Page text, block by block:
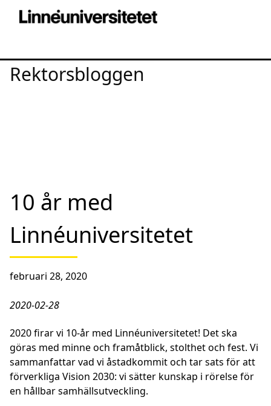
Rektorsbloggen
10 år med
Linnéuniversitetet
februari 28, 2020
2020-02-28
2020 firar vi 10-år med Linnéuniversitetet! Det ska
göras med minne och framåtblick, stolthet och fest. Vi
sammanfattar vad vi åstadkommit och tar sats för att
förverkliga Vision 2030: vi sätter kunskap i rörelse för
en hållbar samhällsutveckling.